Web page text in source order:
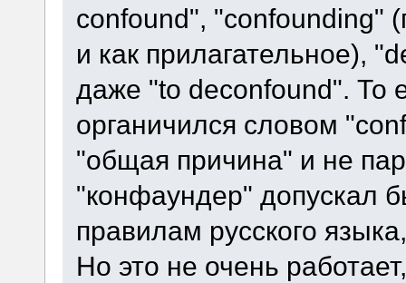
confound", "confounding"
и как прилагательное),
даже "to deconfound". То
органичился словом
"общая причина" и не
"конфаундер" допускал
правилам русского
Но это не очень